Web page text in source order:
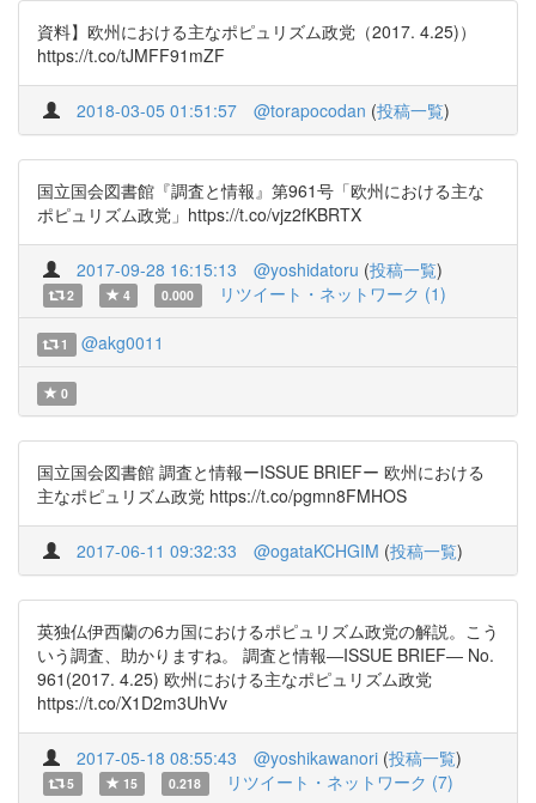
資料】欧州における主なポピュリズム政党（2017. 4.25)）
https://t.co/tJMFF91mZF
2018-03-05 01:51:57 @torapocodan (投稿一覧)
国⽴国会図書館『調査と情報』第961号「欧州における主な
ポピュリズム政党」https://t.co/vjz2fKBRTX
2017-09-28 16:15:13 @yoshidatoru (投稿一覧)
2 4 0.000 リツイート・ネットワーク (1)
1 @akg0011
0
国立国会図書館 調査と情報ーISSUE BRIEFー 欧州における
主なポピュリズム政党 https://t.co/pgmn8FMHOS
2017-06-11 09:32:33 @ogataKCHGIM (投稿一覧)
英独仏伊西蘭の6カ国におけるポピュリズム政党の解説。こう
いう調査、助かりますね。 調査と情報―ISSUE BRIEF― No.
961(2017. 4.25) 欧州における主なポピュリズム政党
https://t.co/X1D2m3UhVv
2017-05-18 08:55:43 @yoshikawanori (投稿一覧)
5 15 0.218 リツイート・ネットワーク (7)